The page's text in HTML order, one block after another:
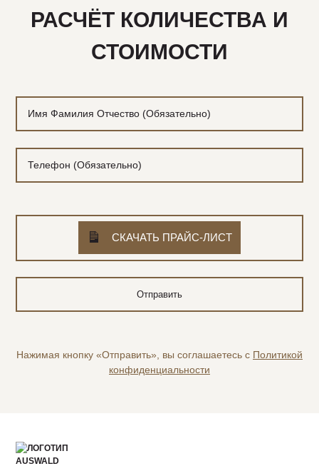
РАСЧЁТ КОЛИЧЕСТВА И
СТОИМОСТИ
СКАЧАТЬ ПРАЙС-ЛИСТ
Нажимая кнопку «Отправить», вы соглашаетесь с Политикой
конфиденциальности